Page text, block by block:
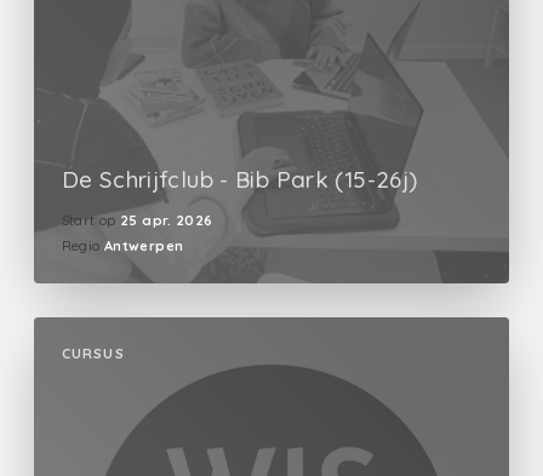
De Schrijfclub - Bib Park (15-26j)
Start op 25 apr. 2026
Regio Antwerpen
CURSUS